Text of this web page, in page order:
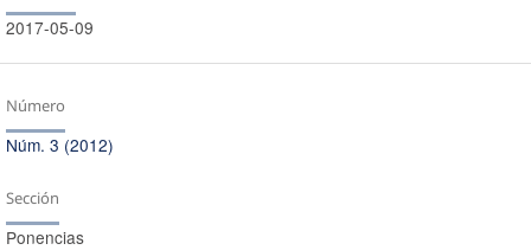
2017-05-09
Número
Núm. 3 (2012)
Sección
Ponencias